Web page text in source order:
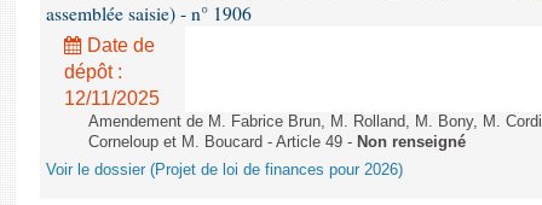
assemblée saisie) - n° 1906
Date de
dépôt :
12/11/2025
Amendement de M. Fabrice Brun, M. Rolland, M. Bony, M.
Corneloup et M. Boucard - Article 49 - Non renseigné
Voir le dossier (Projet de loi de finances pour 2026)